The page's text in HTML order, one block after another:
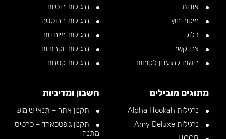
אודות
מיקור חוץ
בלוג
צרו קשר
רישום למועדון לקוחות
נרגילות רוסיות
נרגילות נירוסטה
נרגילות מיוחדות
נרגילות יוקרתיות
נרגילות קטנות
מתוגים מובילים
נרגילות Alpha Hookah
נרגילות Amy Deluxe
חשבון ומדיניות
תקנון אתר – תנאי שימוש
תקנון גיפטכארד – כרטיס
מתנה